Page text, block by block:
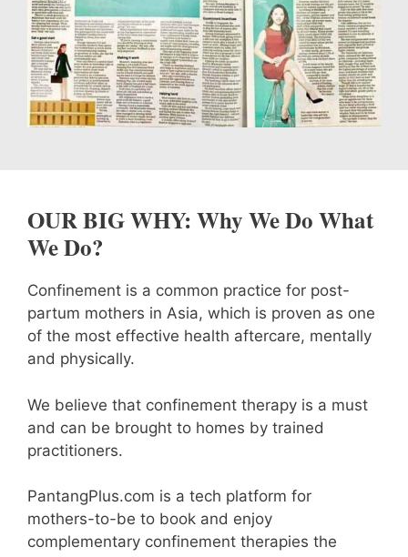
OUR BIG WHY: Why We Do What
We Do?
Confinement is a common practice for post-
partum mothers in Asia, which is proven as one
of the most effective health aftercare, mentally
and physically.
We believe that confinement therapy is a must
and can be brought to homes by trained
practitioners.
PantangPlus.com is a tech platform for
mothers-to-be to book and enjoy
complementary confinement therapies the